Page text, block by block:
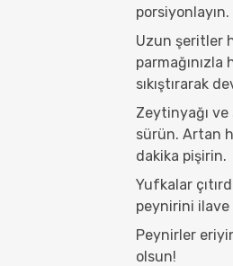
porsiyonlayın.
Uzun şeritler
parmağınızla
sıkıştırarak
Zeytinyağı ve
sürün. Artan
dakika pişirin.
Yufkalar
peynirini ilave
Peynirler
olsun!